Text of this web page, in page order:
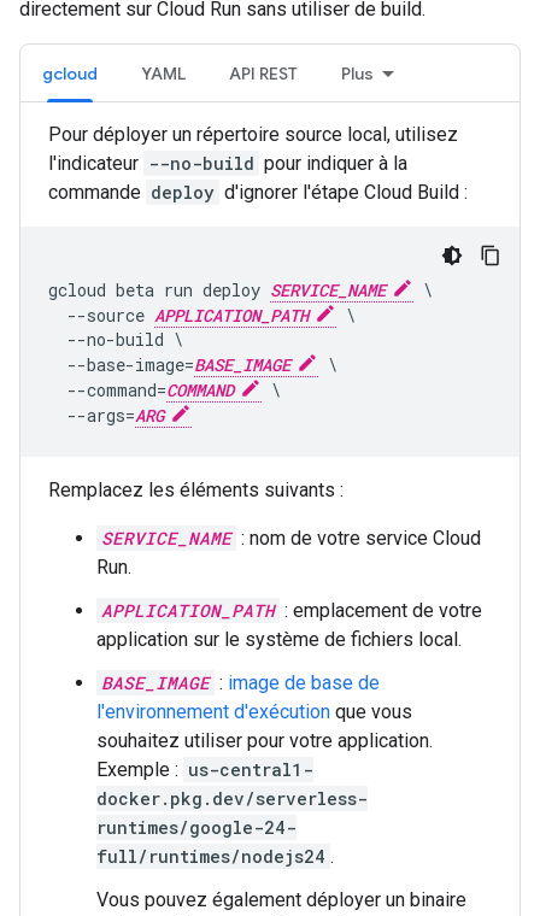
directement sur Cloud Run sans utiliser de build.
gcloud YAML API REST Plus
Pour déployer un répertoire source local, utilisez
l'indicateur --no-build pour indiquer à la
commande deploy d'ignorer l'étape Cloud Build :
gcloud beta run deploy SERVICE_NAME
\
  --source
APPLICATION_PATH
\
  --no-build \
  --base-image=
BASE_IMAGE
\
  --command=
COMMAND
\
  --args=
ARG
Remplacez les éléments suivants :
SERVICE_NAME : nom de votre service Cloud
Run.
APPLICATION_PATH : emplacement de votre
application sur le système de fichiers local.
BASE_IMAGE : image de base de
l'environnement d'exécution que vous
souhaitez utiliser pour votre application.
Exemple : us-central1-
docker.pkg.dev/serverless-
runtimes/google-24-
full/runtimes/nodejs24 .
Vous pouvez également déployer un binaire